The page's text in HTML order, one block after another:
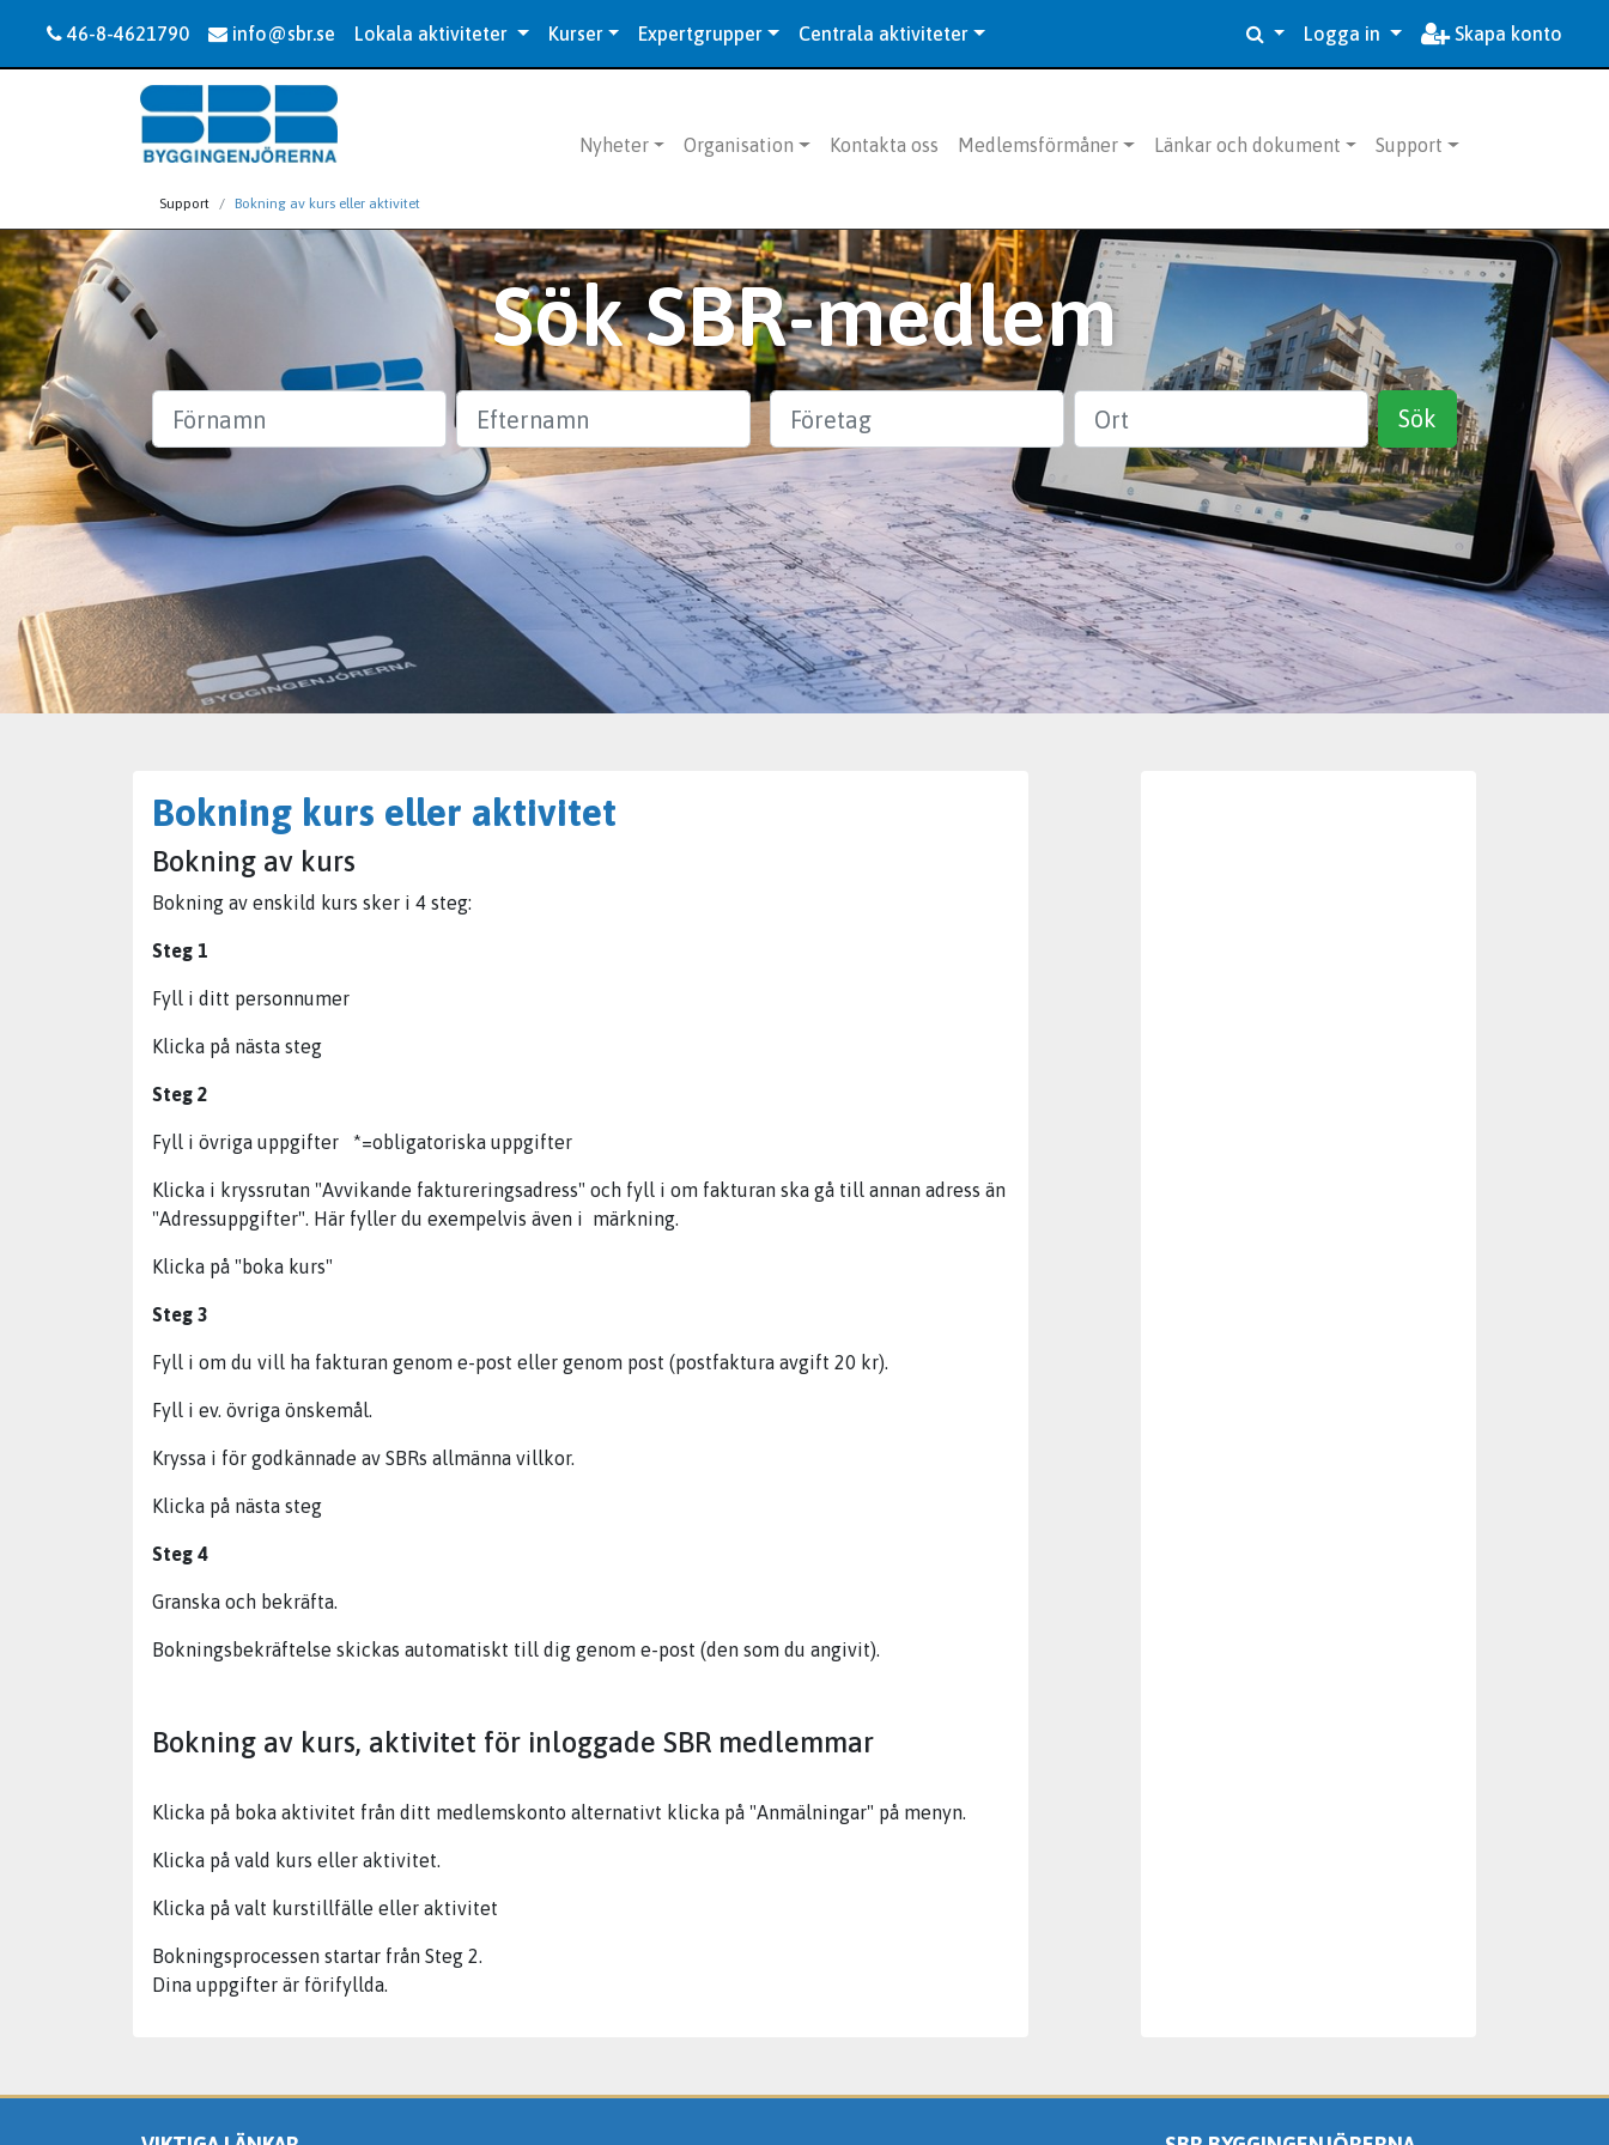
46-8-4621790 info@sbr.se Lokala aktiviteter Kurser Expertgrupper Centrala aktiviteter Logga in Skapa konto
Nyheter Organisation Kontakta oss Medlemsförmåner Länkar och dokument Support
Support Bokning av kurs eller aktivitet
Sök SBR-medlem
Efternamn Företag
Sök
Bokning kurs eller aktivitet
Bokning av kurs
Bokning av enskild kurs sker i 4 steg:
Steg 1
Fyll i ditt personnumer
Klicka på nästa steg
Steg 2
Fyll i övriga uppgifter *=obligatoriska uppgifter
Klicka i kryssrutan "Avvikande faktureringsadress" och fyll i om fakturan ska gå till annan adress än
"Adressuppgifter". Här fyller du exempelvis även i märkning.
Klicka på "boka kurs"
Steg 3
Fyll i om du vill ha fakturan genom e-post eller genom post (postfaktura avgift 20 kr).
Fyll i ev. övriga önskemål.
Kryssa i för godkännade av SBRs allmänna villkor.
Klicka på nästa steg
Steg 4
Granska och bekräfta.
Bokningsbekräftelse skickas automatiskt till dig genom e-post (den som du angivit).
Bokning av kurs, aktivitet för inloggade SBR medlemmar
Klicka på boka aktivitet från ditt medlemskonto alternativt klicka på "Anmälningar" på menyn.
Klicka på vald kurs eller aktivitet.
Klicka på valt kurstillfälle eller aktivitet
Bokningsprocessen startar från Steg 2.
Dina uppgifter är förifyllda.